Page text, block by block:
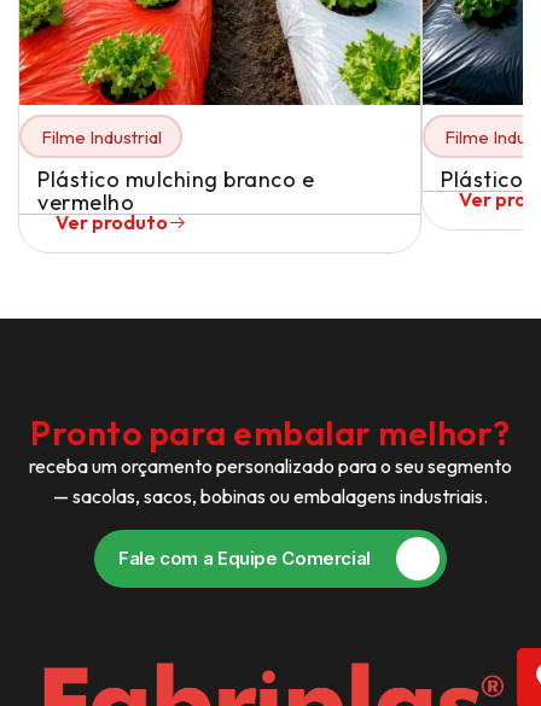
Filme Industrial
Plástico mulching branco e
vermelho
Ver produto
Filme
Plástico
Ver
Pronto para embalar melhor?
receba um orçamento personalizado para o seu segmento
— sacolas, sacos, bobinas ou embalagens industriais.
Fale com a Equipe Comercial